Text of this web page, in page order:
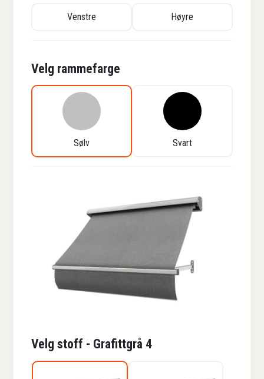
Venstre Høyre
Velg rammefarge
Sølv Svart
Velg stoff - Grafittgrå 4